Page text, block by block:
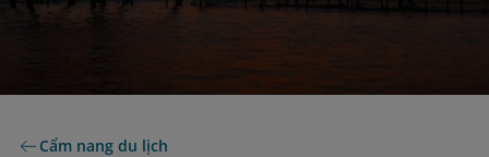
Cẩm nang du lịch